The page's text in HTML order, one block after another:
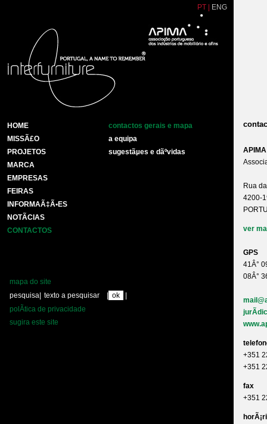
PT ENG
HOME
MISSÃ£O
PROJETOS
MARCA
EMPRESAS
FEIRAS
INFORMAÃ‡Ã•ES
NOTÃ­CIAS
CONTACTOS
contactos gerais e mapa
a equipa
sugestãµes e dãºvidas
mapa do site
pesquisa
polÃ­tica de privacidade
sugira este site
APIMA
Rua
4200-
ver
GPS
41Â°
08Â°
+351
+351
fax
+351